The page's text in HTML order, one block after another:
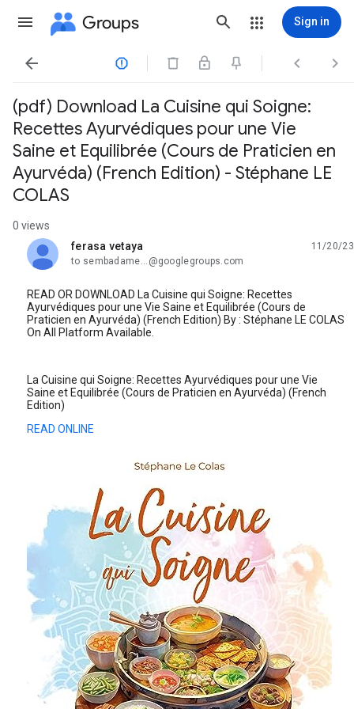
Groups Sign in
   
(pdf) Download La Cuisine qui Soigne:
Recettes Ayurvédiques pour une Vie
Saine et Equilibrée (Cours de Praticien en
Ayurvéda) (French Edition) - Stéphane LE
COLAS
0 views
ferasa vetaya
unread,
11/20/23
to sembadame...@googlegroups.com
READ OR DOWNLOAD La Cuisine qui Soigne: Recettes
Ayurvédiques pour une Vie Saine et Equilibrée (Cours de
Praticien en Ayurvéda) (French Edition) By : Stéphane LE COLAS
On All Platform Available.
La Cuisine qui Soigne: Recettes Ayurvédiques pour une Vie
Saine et Equilibrée (Cours de Praticien en Ayurvéda) (French
Edition)
READ ONLINE